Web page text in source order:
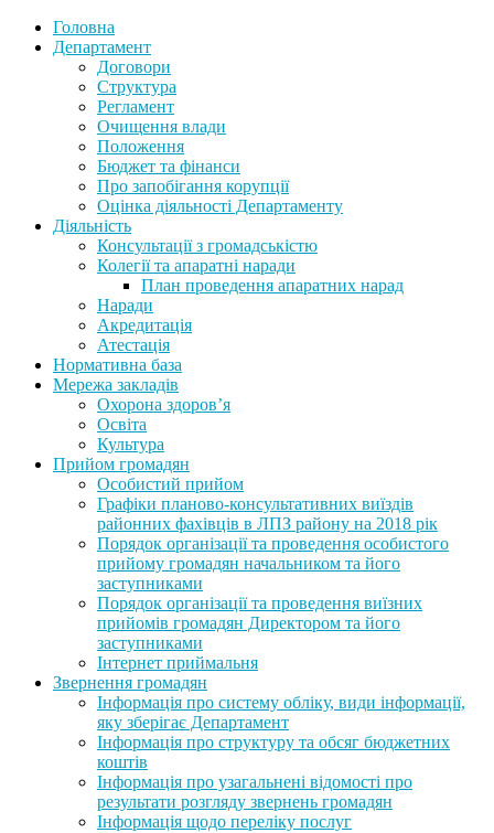
Головна
Департамент
Договори
Структура
Регламент
Очищення влади
Положення
Бюджет та фінанси
Про запобігання корупції
Оцінка діяльності Департаменту
Діяльність
Консультації з громадськістю
Колегії та апаратні наради
План проведення апаратних нарад
Наради
Акредитація
Атестація
Нормативна база
Мережа закладів
Охорона здоров’я
Освіта
Культура
Прийом громадян
Особистий прийом
Графіки планово-консультативних виїздів
районних фахівців в ЛПЗ району на 2018 рік
Порядок організації та проведення особистого
прийому громадян начальником та його
заступниками
Порядок організації та проведення виїзних
прийомів громадян Директором та його
заступниками
Інтернет приймальня
Звернення громадян
Інформація про систему обліку, види інформації,
яку зберігає Департамент
Інформація про структуру та обсяг бюджетних
коштів
Інформація про узагальнені відомості про
результати розгляду звернень громадян
Інформація щодо переліку послуг